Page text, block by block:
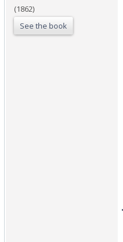
(1862)
See the book